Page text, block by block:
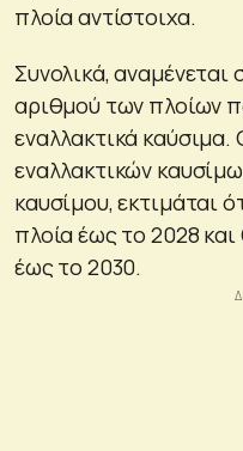
πλοία αντίστοιχα.
Συνολικά,
αριθμού των πλοίων
εναλλακτικά
εναλλακτικών
καυσίμου, εκτιμάται
πλοία έως το 2028
έως το 2030.